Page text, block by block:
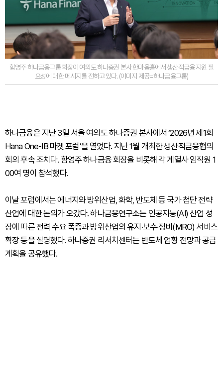
함영주 하나금융그룹 회장이 여의도 하나증권 본사 한마음홀에서 생산적금융 지원 필
요성에 대한 메시지를 전하고 있다. (이미지 제공=하나금융그룹)
하나금융은 지난 3일 서울 여의도 하나증권 본사에서 ‘2026년 제1회
Hana One-IB 마켓 포럼’을 열었다. 지난 1월 개최한 생산적금융협의
회의 후속 조치다. 함영주 하나금융 회장을 비롯해 각 계열사 임직원 1
00여 명이 참석했다.
이날 포럼에서는 에너지와 방위산업, 화학, 반도체 등 국가 첨단 전략
산업에 대한 논의가 오갔다. 하나금융연구소는 인공지능(AI) 산업 성
장에 따른 전력 수요 폭증과 방위산업의 유지·보수·정비(MRO) 서비스
확장 등을 설명했다. 하나증권 리서치센터는 반도체 업황 전망과 공급
계획을 공유했다.